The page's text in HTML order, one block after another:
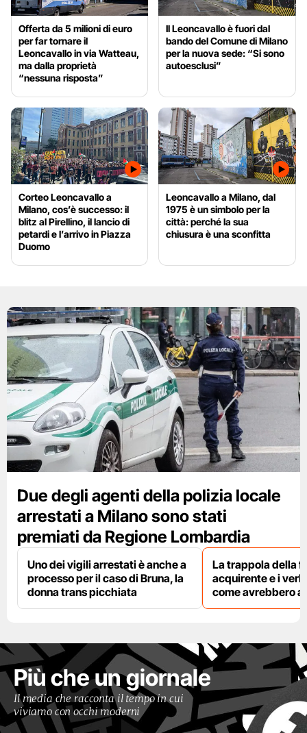
Offerta da 5 milioni di euro
per far tornare il
Leoncavallo in via Watteau,
ma dalla proprietà
“nessuna risposta”
Il Leoncavallo è fuori dal
bando del Comune di Milano
per la nuova sede: “Si sono
autoesclusi”
Corteo Leoncavallo a
Milano, cos’è successo: il
blitz al Pirellino, il lancio di
petardi e l’arrivo in Piazza
Duomo
Leoncavallo a Milano, dal
1975 è un simbolo per la
città: perché la sua
chiusura è una sconfitta
Due degli agenti della polizia locale
arrestati a Milano sono stati
premiati da Regione Lombardia
Uno dei vigili arrestati è anche a
processo per il caso di Bruna, la
donna trans picchiata
La trappola della
acquirente e i
come avrebbero
Più che un giornale
Il media che racconta il tempo in cui
viviamo con occhi moderni